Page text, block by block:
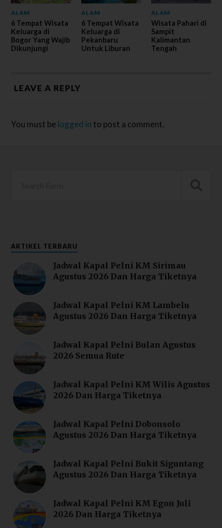
ALAM
6 Tempat Wisata
Keluarga di
Bogor Yang Wajib
Dikunjungi
ALAM
6 Tempat Wisata
Keluarga di
Pekanbaru
Untuk Liburan
ALAM
Wisata Pahari di
Sampit
Kalimantan
Tengah
LEAVE A REPLY
You must be logged in to post a comment.
ARTIKEL TERBARU
Jadwal Kapal Pelni KM Sirimau
Agustus 2026 Dan Harga Tiketnya
Jadwal Kapal Pelni KM Lambelu
Agustus 2026 Dan Harga Tiketnya
Jadwal Kapal Pelni Bulan Agustus
2026 Semua Rute
Jadwal Kapal Pelni KM Wilis Agustus
2026 Dan Harga Tiketnya
Jadwal Kapal Pelni Dobonsolo
Agustus 2026 Dan Harga Tiketnya
Jadwal Kapal Pelni Bukit Siguntang
Agustus 2026 Dan Harga Tiketnya
Jadwal Kapal Pelni KM Egon Juli
2026 Dan Harga Tiketnya